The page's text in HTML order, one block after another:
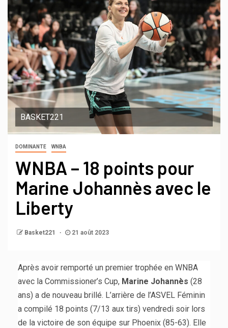
BASKET221
DOMINANTE WNBA
WNBA – 18 points pour
Marine Johannès avec le
Liberty
Basket221 21 août 2023
Après avoir remporté un premier trophée en WNBA
avec la Commissioner’s Cup, Marine Johannès (28
ans) a de nouveau brillé. L’arrière de l’ASVEL Féminin
a compilé 18 points (7/13 aux tirs) vendredi soir lors
de la victoire de son équipe sur Phoenix (85-63). Elle